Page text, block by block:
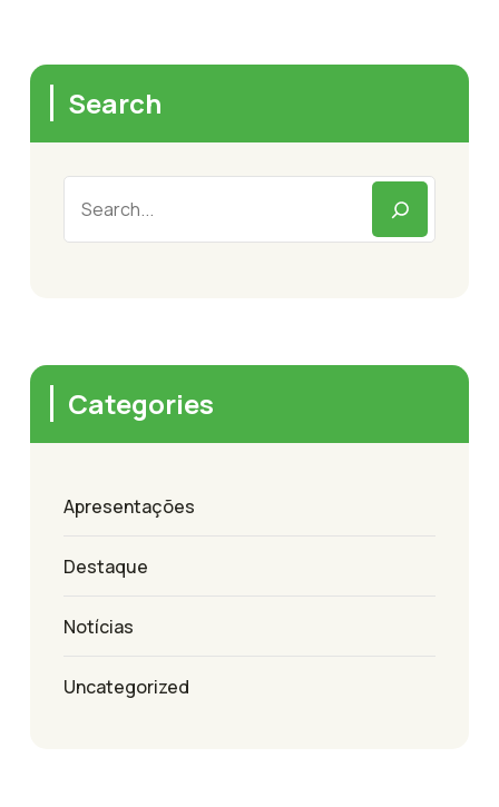
Search
Categories
Apresentações
Destaque
Notícias
Uncategorized